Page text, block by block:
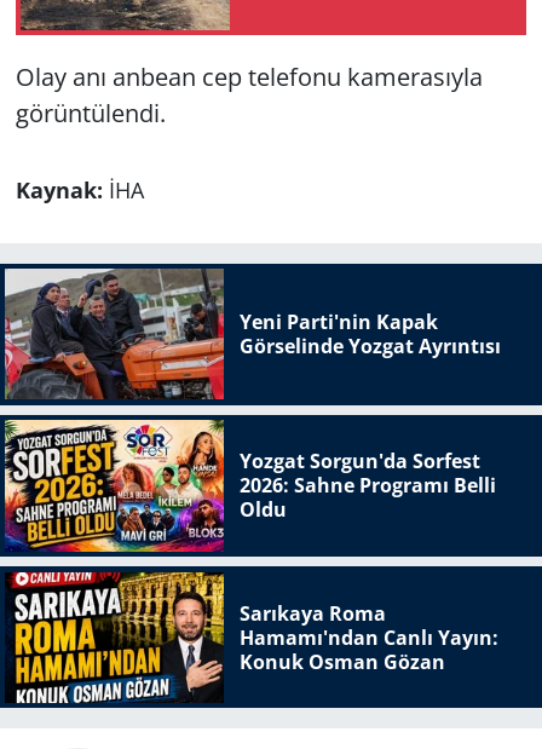
Olay anı anbean cep telefonu kamerasıyla
görüntülendi.
Kaynak: İHA
Yeni Parti'nin Kapak
Görselinde Yozgat Ayrıntısı
Yozgat Sorgun'da Sorfest
2026: Sahne Programı Belli
Oldu
Sarıkaya Roma
Hamamı'ndan Canlı Yayın:
Konuk Osman Gözan